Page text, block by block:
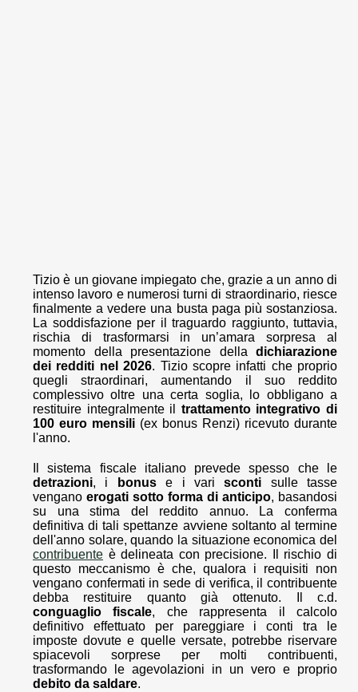
Tizio è un giovane impiegato che, grazie a un anno di
intenso lavoro e numerosi turni di straordinario, riesce
finalmente a vedere una busta paga più sostanziosa.
La soddisfazione per il traguardo raggiunto, tuttavia,
rischia di trasformarsi in un’amara sorpresa al
momento della presentazione della dichiarazione
dei redditi nel 2026. Tizio scopre infatti che proprio
quegli straordinari, aumentando il suo reddito
complessivo oltre una certa soglia, lo obbligano a
restituire integralmente il trattamento integrativo di
100 euro mensili (ex bonus Renzi) ricevuto durante
l'anno.
Il sistema fiscale italiano prevede spesso che le
detrazioni, i bonuse i varisconti sulle tasse
vengano erogati sotto forma di anticipo, basandosi
su una stima del reddito annuo. La conferma
definitiva di tali spettanze avviene soltanto al termine
dell'anno solare, quando la situazione economica del
contribuente è delineata con precisione. Il rischio di
questo meccanismo è che, qualora i requisiti non
vengano confermati in sede di verifica, il contribuente
debba restituire quanto già ottenuto. Il c.d.
conguaglio fiscale, che rappresenta il calcolo
definitivo effettuato per pareggiare i conti tra le
imposte dovute e quelle versate, potrebbe riservare
spiacevoli sorprese per molti contribuenti,
trasformando le agevolazioni in un vero e proprio
debito da saldare.